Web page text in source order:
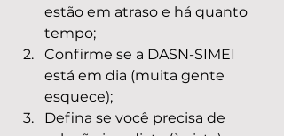
estão em atraso e há quanto
tempo;
Confirme se a DASN-SIMEI
está em dia (muita gente
esquece);
Defina se você precisa de